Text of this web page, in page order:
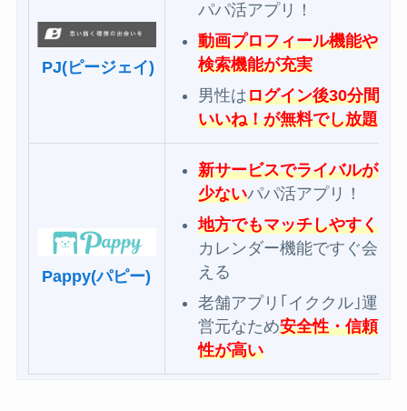
PJ(ピージェイ)
パパ活アプリ！
動画プロフィール機能や
検索機能が充実
男性はログイン後30分間
いいね！が無料でし放題
Pappy(パピー)
新サービスでライバルが
少ないパパ活アプリ！
地方でもマッチしやすく
カレンダー機能ですぐ会
える
老舗アプリ｢イククル｣運
営元なため安全性・信頼
性が高い